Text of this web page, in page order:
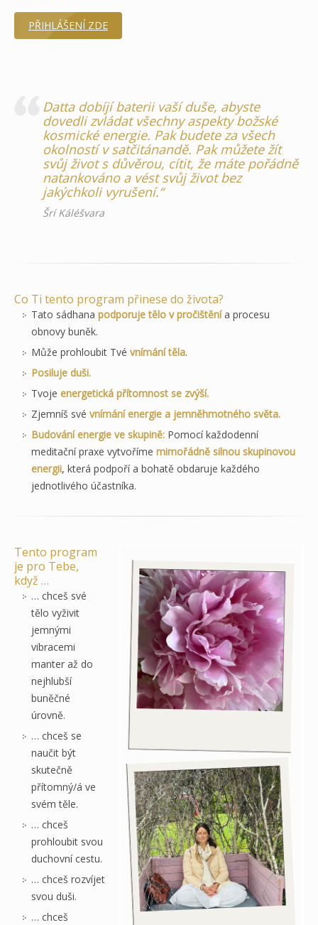
PŘIHLÁŠENÍ ZDE
Datta dobíjí baterii vaší duše, abyste
dovedli zvládat všechny aspekty božské
kosmické energie. Pak budete za všech
okolností v satčitánandě. Pak můžete žít
svůj život s důvěrou, cítit, že máte pořádně
natankováno a vést svůj život bez
jakýchkoli vyrušení.“
Šrí Káléšvara
Co Ti tento program přinese do života?
Tato sádhana podporuje tělo v pročištěnía procesu
obnovy buněk.
Může prohloubit Tvé vnímání těla.
Posiluje duši.
Tvoje energetická přítomnost se zvýší.
Zjemníš své vnímání energie a jemněhmotného světa.
Budování energie ve skupině: Pomocí každodenní
meditační praxe vytvoříme mimořádně silnou skupinovou
energii, která podpoří a bohatě obdaruje každého
jednotlivého účastníka.
Tento program
je pro Tebe,
když …
… chceš své
tělo vyživit
jemnými
vibracemi
manter až do
nejhlubší
buněčné
úrovně.
… chceš se
naučit být
skutečně
přítomný/á ve
svém těle.
… chceš
prohloubit svou
duchovní cestu.
… chceš rozvíjet
svou duši.
… chceš